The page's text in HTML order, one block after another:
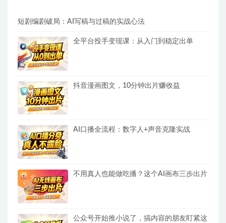
短剧编剧破局：AI写稿与过稿的实战心法
全平台投手变现课：从入门到稳定出单
抖音漫画图文，10分钟出片赚收益
AI口播全流程：数字人+声音克隆实战
不用真人也能做吃播？这个AI画布三步出片
公众号开始推小说了，搞内容的朋友盯紧这